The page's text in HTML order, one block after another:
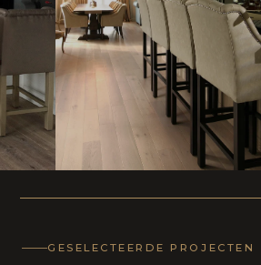
Landhuis -
GESELECTEERDE PROJECTEN